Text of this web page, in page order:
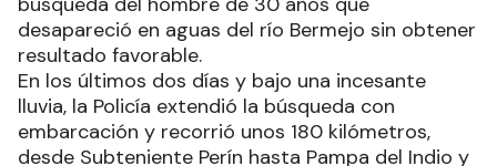
Efectivos del Grupo Especial de Rescate (GER)
pertenecientes al Cuerpo de Bomberos de
capital, El Colorado y Pirané, continúan la
búsqueda del hombre de 30 años que
desapareció en aguas del río Bermejo sin obtener
resultado favorable.